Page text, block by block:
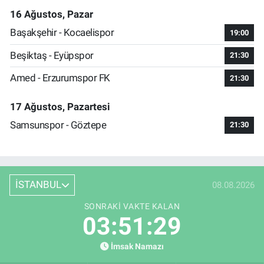
16 Ağustos, Pazar
Başakşehir - Kocaelispor
19:00
Beşiktaş - Eyüpspor 21:30
Amed - Erzurumspor FK 21:30
17 Ağustos, Pazartesi
Samsunspor - Göztepe
21:30
İSTANBUL 08.08.2026
SONRAKI VAKTE KALAN
03:51:29
İmsak Namazı